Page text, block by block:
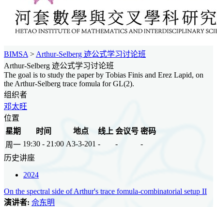
BIMSA > Arthur-Selberg 迹公式学习讨论班
Arthur-Selberg 迹公式学习讨论班
The goal is to study the paper by Tobias Finis and Erez Lapid, on
the Arthur-Selberg trace fomula for GL(2).
组织者
邓太旺
位置
星期
时间 地点 线上 会议号 密码
周一 19:30 - 21:00 A3-3-201 - -
-
历史讲座
2024
On the spectral side of Arthur's trace fomula-combinatorial setup II
演讲者: 佘东明